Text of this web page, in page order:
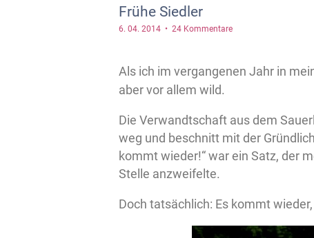
Frühe Siedler
6. 04. 2014 • 24 Kommentare
Als ich im vergangenen Jahr in
aber vor allem wild.
Die Verwandtschaft aus dem
weg und beschnitt mit der
kommt wieder!“ war ein Satz, der
Stelle anzweifelte.
Doch tatsächlich: Es kommt